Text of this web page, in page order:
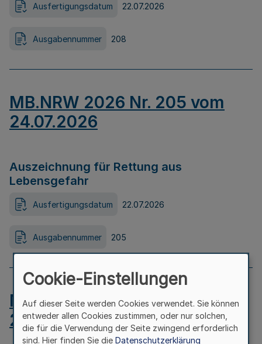
Ausfertigungsdatum 22.07.2026
Ausgabennummer 208
MB.NRW 2026 Nr. 205 vom
24.07.2026
Auszeichnung für Rettung aus
Lebensgefahr
Ausfertigungsdatum 22.07.2026
Ausgabennummer 205
MB.NRW 2026 Nr. 204 vom
24.07.2026
Cookie-Einstellungen
Auf dieser Seite werden Cookies verwendet. Sie können
entweder allen Cookies zustimmen, oder nur solchen,
die für die Verwendung der Seite zwingend erforderlich
sind. Hier finden Sie die Datenschutzerklärung